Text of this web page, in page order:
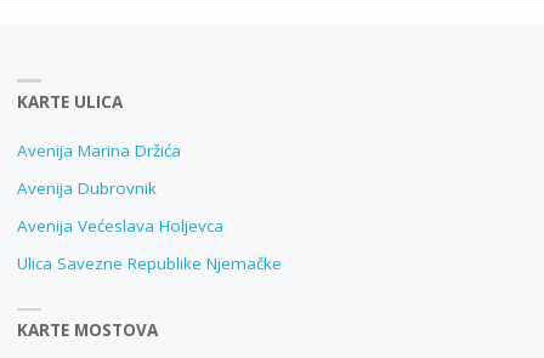
KARTE ULICA
Avenija Marina Držića
Avenija Dubrovnik
Avenija Većeslava Holjevca
Ulica Savezne Republike Njemačke
KARTE MOSTOVA